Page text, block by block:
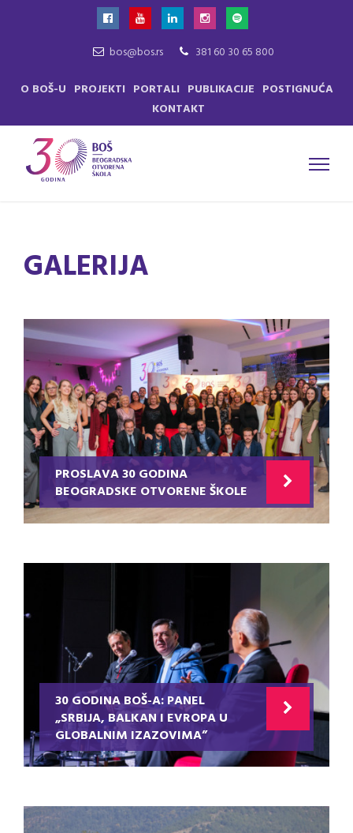
bos@bos.rs 381 60 30 65 800
O BOŠ-U PROJEKTI PORTALI PUBLIKACIJE POSTIGNUĆA
KONTAKT
GALERIJA
PROSLAVA 30 GODINA
BEOGRADSKE OTVORENE ŠKOLE
30 GODINA BOŠ-A: PANEL
„SRBIJA, BALKAN I EVROPA U
GLOBALNIM IZAZOVIMA”